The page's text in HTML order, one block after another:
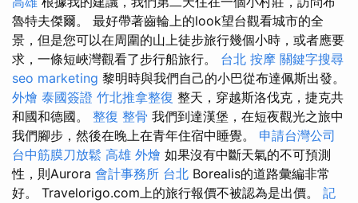
魯特夫傑爾。 最好帶著齒輪上的look望台觀看城市的全
景，但是您可以在周圍的山上徒步旅行幾個小時，或者應要
求，一條短峽灣觀看了步行船旅行。 台北 按摩 關鍵字搜尋
seo marketing 黎明時與我們自己的小巴從布達佩斯出發。
外燴 泰國簽證 竹北推拿整復 整天，穿越斯洛伐克，捷克共
和國和德國。 整復 整骨 我們到達漢堡，在短夜觀光之旅中
我們腳步，然後在晚上在青年住宿中睡覺。 申請台灣公司
台中筋膜刀放鬆 高雄 外燴 如果沒有中斷天氣的不可預測
性，則Aurora 會計事務所 台北 Borealis的道路彙編非常
好。 Travelorigo.com上的旅行報價不被認為是出價。 記